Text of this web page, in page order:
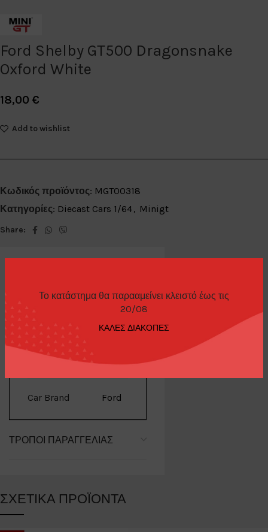
Το κατάστημα θα παρααμείνει κλειστό έως τις
20/08
ΚΑΛΕΣ ΔΙΑΚΟΠΕΣ
Ford Shelby GT500 Dragonsnake
Oxford White
18,00 €
Add to wishlist
Κωδικός προϊόντος: MGT00318
Κατηγορίες: Diecast Cars 1/64, Minigt
Share:
ΕΠΙΠΛΈΟΝ ΠΛΗΡΟΦΟΡΊΕΣ
Brand
Car Brand Ford
ΤΡΌΠΟΙ ΠΑΡΑΓΓΕΛΊΑΣ
ΣΧΕΤΙΚΆ ΠΡΟΪΌΝΤΑ